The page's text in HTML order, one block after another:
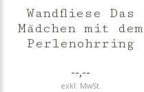
Wandfliese Das
Mädchen mit dem
Perlenohrring
--,--
exkl. MwSt.